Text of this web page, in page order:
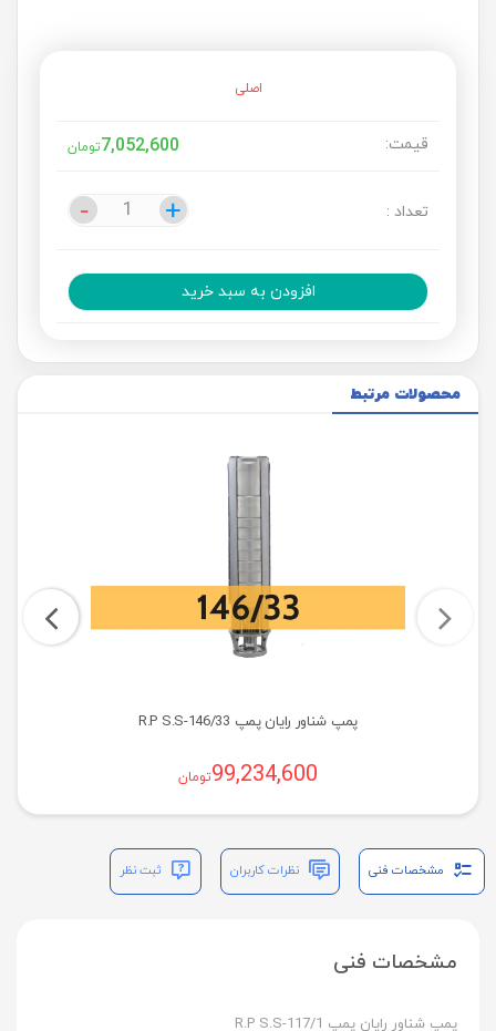
اصلی
قیمت: 7,052,600تومان
تعداد : +
- +
-
افزودن به سبد خرید
محصولات مرتبط
پمپ شناور رایان پمپ R.P S.S-146/33
99,234,600تومان
مشخصات فنی نظرات کاربران ثبت نظر
مشخصات فنی
پمپ شناور رایان پمپ R.P S.S-117/1